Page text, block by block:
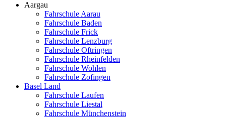
Aargau
Fahrschule Aarau
Fahrschule Baden
Fahrschule Frick
Fahrschule Lenzburg
Fahrschule Oftringen
Fahrschule Rheinfelden
Fahrschule Wohlen
Fahrschule Zofingen
Basel Land
Fahrschule Laufen
Fahrschule Liestal
Fahrschule Münchenstein